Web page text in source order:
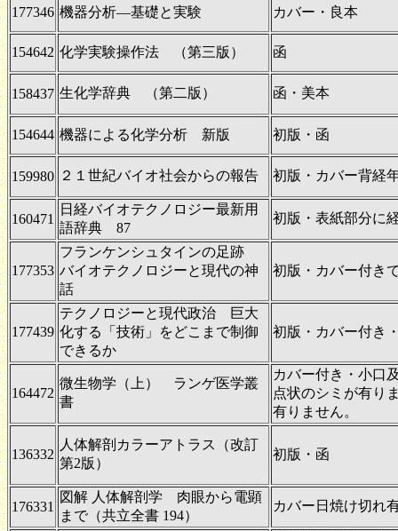
177346 機器分析―基礎と実験 カバー・良本
154642 化学実験操作法 （第三版） 函
158437 生化学辞典 （第二版） 函・美本
154644 機器による化学分析 新版 初版・函
159980 ２１世紀バイオ社会からの報告 初版・カバー背経
160471
日経バイオテクノロジー最新用
語辞典 87
初版・表紙部分に
177353
フランケンシュタインの足跡
バイオテクノロジーと現代の神
話
初版・カバー付き
177439
テクノロジーと現代政治 巨大
化する「技術」をどこまで制御
できるか
初版・カバー付き
164472
微生物学（上） ランゲ医学叢
書
カバー付き・小口
点状のシミが有り
有りません。
136332
人体解剖カラーアトラス（改訂
第2版）
初版・函
176331
図解 人体解剖学 肉眼から電顕
まで（共立全書 194）
カバー日焼け切れ